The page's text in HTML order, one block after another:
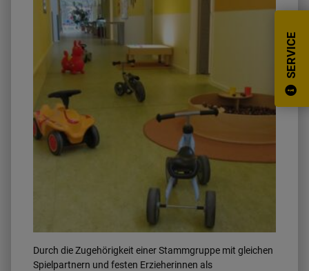
SERVICE
Durch die Zugehörigkeit einer Stammgruppe mit gleichen
Spielpartnern und festen Erzieherinnen als